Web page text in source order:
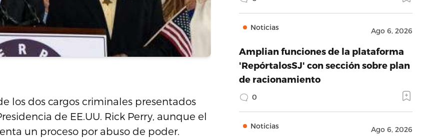
los dos cargos criminales presentados
de EE.UU. Rick Perry, aunque el
un proceso por abuso de poder.
Noticias Ago 6, 2026
Amplian funciones de la plataforma
'RepórtalosSJ' con sección sobre plan
de racionamiento
0
Noticias Ago 6, 2026